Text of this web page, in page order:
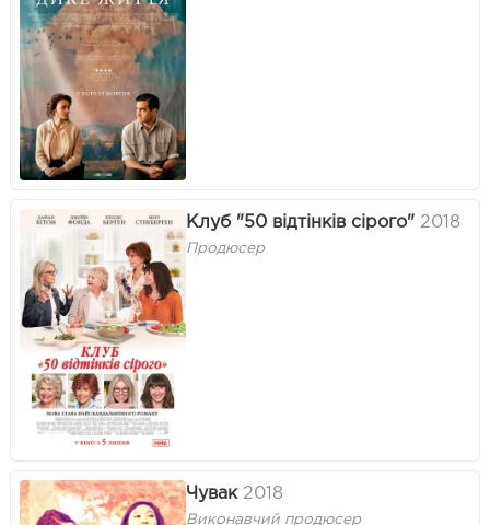
Клуб "50 відтінків сірого" 2018
Продюсер
Чувак 2018
Виконавчий продюсер